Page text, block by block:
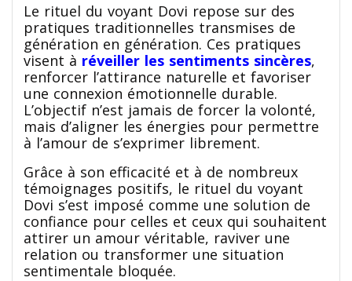
Le rituel du voyant Dovi repose sur des
pratiques traditionnelles transmises de
génération en génération. Ces pratiques
visent à réveiller les sentiments sincères,
renforcer l’attirance naturelle et favoriser
une connexion émotionnelle durable.
L’objectif n’est jamais de forcer la volonté,
mais d’aligner les énergies pour permettre
à l’amour de s’exprimer librement.
Grâce à son efficacité et à de nombreux
témoignages positifs, le rituel du voyant
Dovi s’est imposé comme une solution de
confiance pour celles et ceux qui souhaitent
attirer un amour véritable, raviver une
relation ou transformer une situation
sentimentale bloquée.